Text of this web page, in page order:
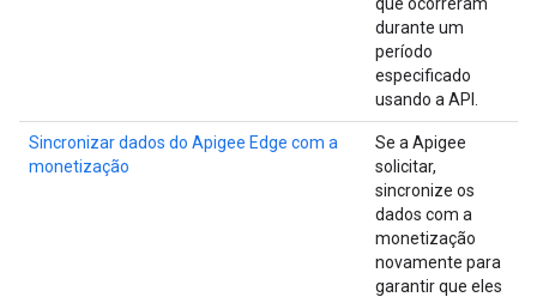
durante um
período
especificado
usando a API.
Sincronizar dados do Apigee Edge com a
monetização
Se a Apigee
solicitar,
sincronize os
dados com a
monetização
novamente para
garantir que eles